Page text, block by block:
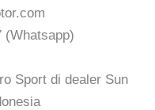
(Whatsapp)
Sport di dealer Sun